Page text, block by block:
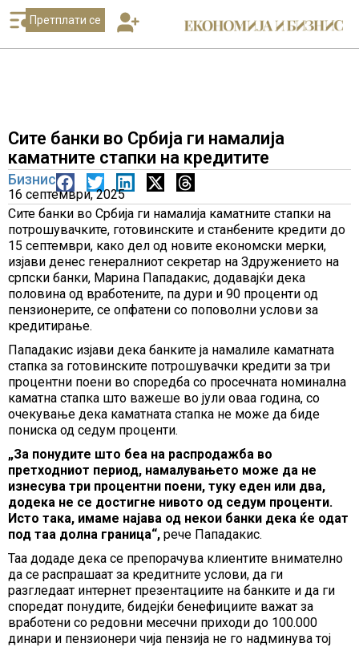
Претплати се
Сите банки во Србија ги намалија
каматните стапки на кредитите
Бизнис
16 септември, 2025
Сите банки во Србија ги намалија каматните стапки на
потрошувачките, готовинските и станбените кредити до
15 септември, како дел од новите економски мерки,
изјави денес генералниот секретар на Здружението на
српски банки, Марина Пападакис, додавајќи дека
половина од вработените, па дури и 90 проценти од
пензионерите, се опфатени со поповолни услови за
кредитирање.
Пападакис изјави дека банките ја намалиле каматната
стапка за готовинските потрошувачки кредити за три
процентни поени во споредба со просечната номинална
каматна стапка што важеше во јули оваа година, со
очекување дека каматната стапка не може да биде
пониска од седум проценти.
„За понудите што беа на распродажба во
претходниот период, намалувањето може да не
изнесува три процентни поени, туку еден или два,
додека не се достигне нивото од седум проценти.
Исто така, имаме најава од некои банки дека ќе одат
под таа долна граница“, рече Пападакис.
Таа додаде дека се препорачува клиентите внимателно
да се распрашаат за кредитните услови, да ги
разгледаат интернет презентациите на банките и да ги
споредат понудите, бидејќи бенефициите важат за
вработени со редовни месечни приходи до 100.000
динари и пензионери чија пензија не го надминува тој